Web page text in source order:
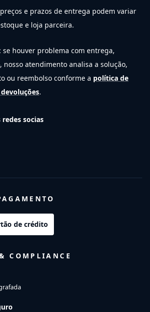
e prazos de entrega podem variar
e loja parceira.
se houver problema com entrega,
atendimento analisa a solução,
ou reembolso conforme a política de
.
socias
de crédito
COMPLIANCE